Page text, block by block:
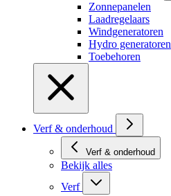
Zonnepanelen
Laadregelaars
Windgeneratoren
Hydro generatoren
Toebehoren
Verf & onderhoud
Verf & onderhoud
Bekijk alles
Verf